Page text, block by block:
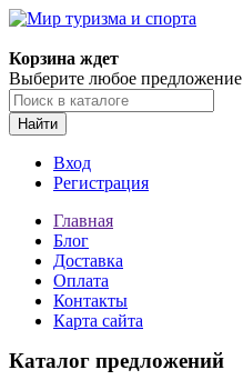
Корзина ждет
Выберите любое предложение
Найти
Вход
Регистрация
Главная
Блог
Доставка
Оплата
Контакты
Карта сайта
Каталог предложений